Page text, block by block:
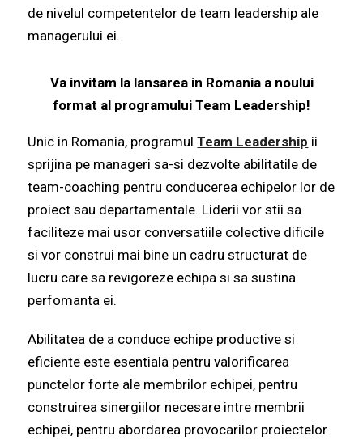
de nivelul competentelor de team leadership ale
managerului ei.
Va invitam la lansarea in Romania a noului
format al programului Team Leadership!
Unic in Romania, programulTeam Leadership ii
sprijina pe manageri sa-si dezvolte abilitatile de
team-coaching pentru conducerea echipelor lor de
proiect sau departamentale. Liderii vor stii sa
faciliteze mai usor conversatiile colective dificile
si vor construi mai bine un cadru structurat de
lucru care sa revigoreze echipa si sa sustina
perfomanta ei.
Abilitatea de a conduce echipe productive si
eficiente este esentiala pentru valorificarea
punctelor forte ale membrilor echipei, pentru
construirea sinergiilor necesare intre membrii
echipei, pentru abordarea provocarilor proiectelor